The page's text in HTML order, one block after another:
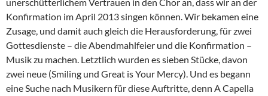
Konfirmation im April 2013 singen können. Wir bekamen eine
Zusage, und damit auch gleich die Herausforderung, für zwei
Gottesdienste – die Abendmahlfeier und die Konfirmation –
Musik zu machen. Letztlich wurden es sieben Stücke, davon
zwei neue (Smiling und Great is Your Mercy). Und es begann
eine Suche nach Musikern für diese Auftritte, denn A Capella